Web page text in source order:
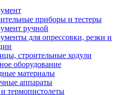
приборы и тестеры
ручной
для опрессовки, резки и
строительные ходули
оборудование
материалы
аппараты
термопистолеты